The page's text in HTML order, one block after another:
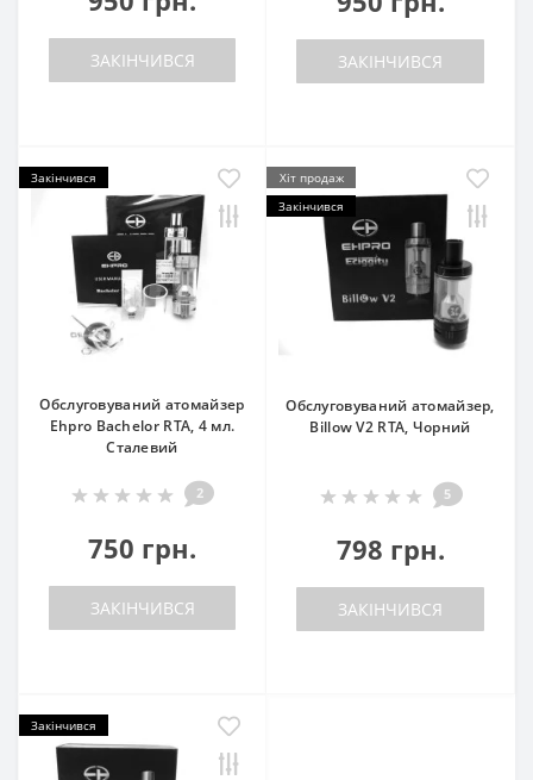
ЗАКІНЧИВСЯ ЗАКІНЧИВСЯ
Закінчився
Обслуговуваний атомайзер
Ehpro Bachelor RTA, 4 мл.
Сталевий
2
750 грн.
ЗАКІНЧИВСЯ
Хіт продаж
Закінчився
Обслуговуваний атомайзер,
Billow V2 RTA, Чорний
5
798 грн.
ЗАКІНЧИВСЯ
Закінчився